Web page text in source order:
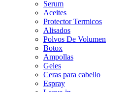
Serum
Aceites
Protector Termicos
Alisados
Polvos De Volumen
Botox
Ampollas
Geles
Ceras para cabello
Espray